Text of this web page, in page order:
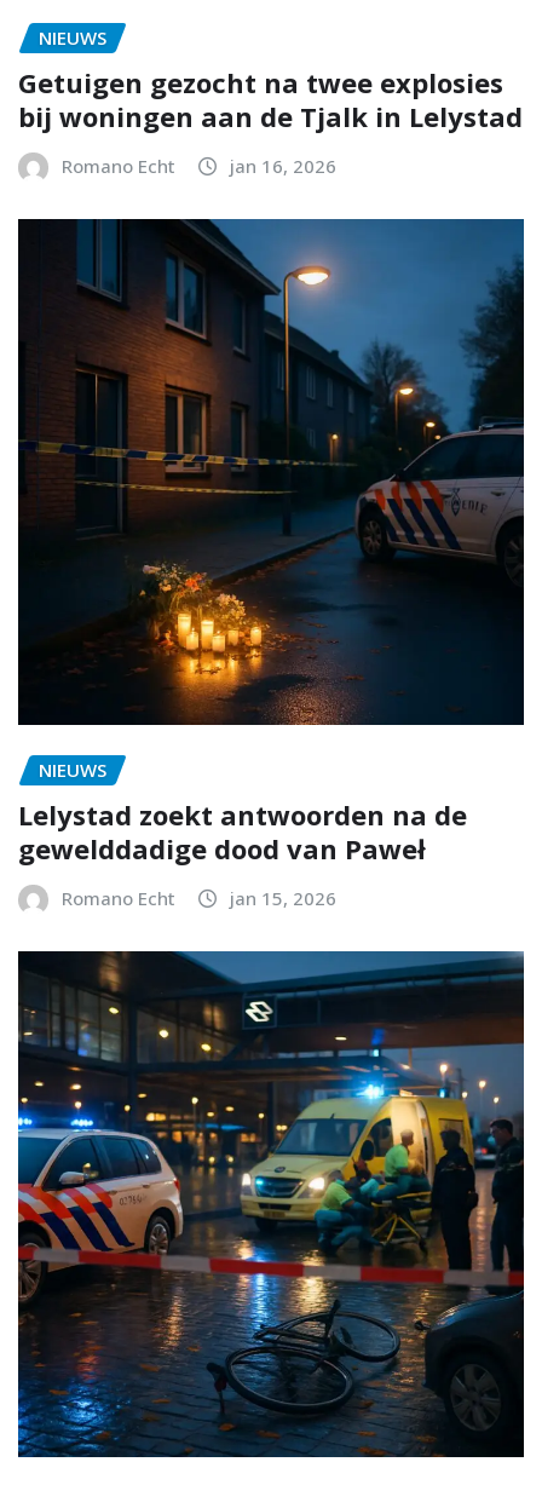
NIEUWS
Getuigen gezocht na twee explosies
bij woningen aan de Tjalk in Lelystad
Romano Echt jan 16, 2026
NIEUWS
Lelystad zoekt antwoorden na de
gewelddadige dood van Paweł
Romano Echt jan 15, 2026